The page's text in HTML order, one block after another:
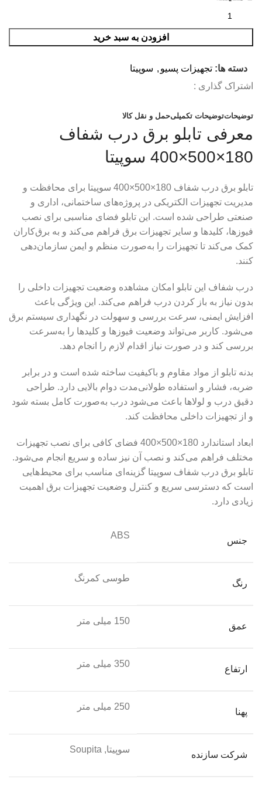
افزودن به سبد خرید
دسته ها: تجهیزات پسیو , سوپیتا
اشتراک گذاری :
توضیحاتتوضیحات تکمیلیحمل و نقل کالا
معرفی تابلو برق درب شفاف
180×500×400 سوپیتا
تابلو برق درب شفاف 180×500×400 سوپیتا برای محافظت و
مدیریت تجهیزات الکتریکی در پروژه‌های ساختمانی، اداری و
صنعتی طراحی شده است. این تابلو فضای مناسبی برای نصب
فیوزها، کلیدها و سایر تجهیزات برق فراهم می‌کند و به برق‌کاران
کمک می‌کند تا تجهیزات را به‌صورت منظم و ایمن سازمان‌دهی
کنند.
درب شفاف این تابلو امکان مشاهده وضعیت تجهیزات داخلی را
بدون نیاز به باز کردن درب فراهم می‌کند. این ویژگی باعث
افزایش ایمنی، سرعت بررسی و سهولت در نگهداری سیستم برق
می‌شود. کاربر می‌تواند وضعیت فیوزها و کلیدها را به‌سرعت
بررسی کند و در صورت نیاز اقدام لازم را انجام دهد.
بدنه تابلو از مواد مقاوم و باکیفیت ساخته شده است و در برابر
ضربه، فشار و استفاده طولانی‌مدت دوام بالایی دارد. طراحی
دقیق درب و لولاها باعث می‌شود درب به‌صورت کامل بسته شود
و از تجهیزات داخلی محافظت کند.
ابعاد استاندارد 180×500×400 فضای کافی برای نصب تجهیزات
مختلف فراهم می‌کند و نصب آن نیز ساده و سریع انجام می‌شود.
تابلو برق درب شفاف سوپیتا گزینه‌ای مناسب برای محیط‌هایی
است که دسترسی سریع و کنترل وضعیت تجهیزات برق اهمیت
زیادی دارد.
جنس
ABS
رنگ
طوسی کمرنگ
عمق
150 میلی متر
ارتفاع
350 میلی متر
پهنا
250 میلی متر
شرکت سازنده
سوپیتا, Soupita